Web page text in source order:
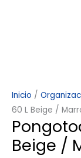
Inicio /
60 L Beige /
Beige /